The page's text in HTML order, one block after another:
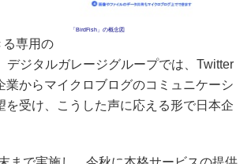
「BirdFish」の概念図
専用の
ジタルガレージグループでは、Twitter
からマイクロブログのコミュニケーシ
受け、こうした声に応える形で日本企